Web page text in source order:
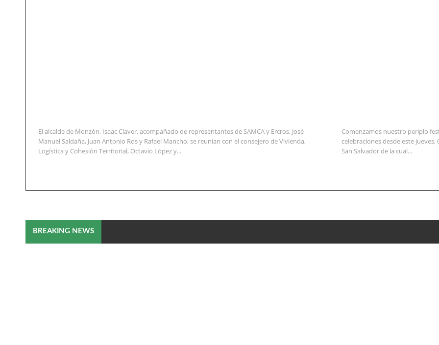
El alcalde de Monzón, Isaac Claver, acompañado de representantes de SAMCA y Ercros, José
Manuel Saldaña, Juan Antonio Ros y Rafael Mancho, se reunían con el consejero de Vivienda,
Logística y Cohesión Territorial, Octavio López y...
Comenzamos nuestro periplo
celebraciones desde este
San Salvador de la cual...
BREAKING NEWS